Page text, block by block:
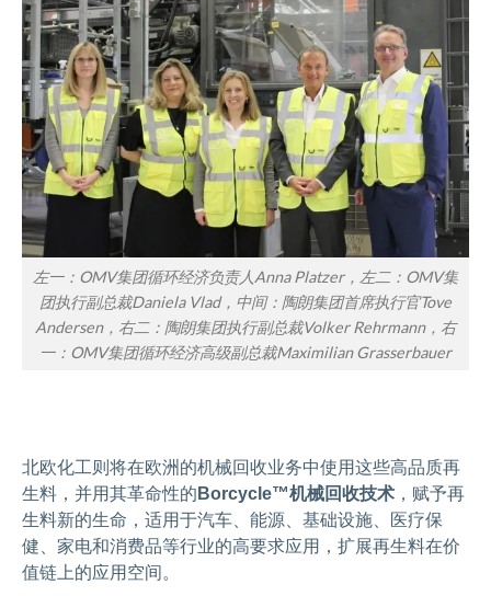
左一：OMV集团循环经济负责人Anna Platzer，左二：OMV集
团执行副总裁Daniela Vlad，中间：陶朗集团首席执行官Tove
Andersen，右二：陶朗集团执行副总裁Volker Rehrmann，右
一：OMV集团循环经济高级副总裁Maximilian Grasserbauer
北欧化工则将在欧洲的机械回收业务中使用这些高品质再
生料，并用其革命性的 Borcycle™机械回收技术 ，赋予再
生料新的生命，适用于汽车、能源、基础设施、医疗保
健、家电和消费品等行业的高要求应用，扩展再生料在价
值链上的应用空间。